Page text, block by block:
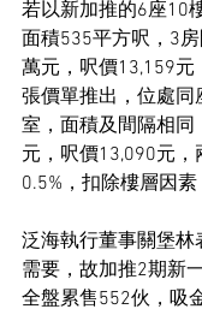
若以新加推的6座10
面積535平方呎，3
萬元，呎價13,159
張價單推出，位處同
室，面積及間隔相
元，呎價13,090元
0.5%，扣除樓層因素
泛海執行董事關堡
需要，故加推2期新
全盤累售552伙，吸